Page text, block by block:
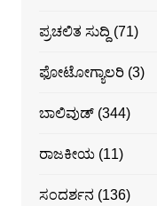
ಪ್ರಚಲಿತ ಸುದ್ದಿ (71)
ಫೋಟೋಗ್ಯಾಲರಿ(3)
ಬಾಲಿವುಡ್(344)
ರಾಜಕೀಯ(11)
ಸಂದರ್ಶನ (136)